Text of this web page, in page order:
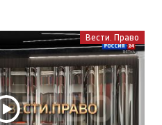
Вести. Право